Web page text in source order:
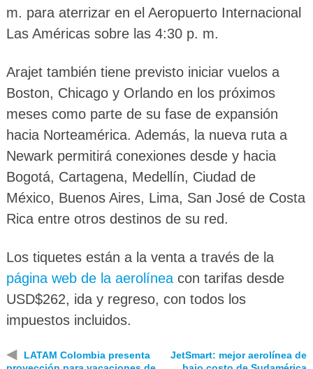
m. para aterrizar en el Aeropuerto Internacional
Las Américas sobre las 4:30 p. m.
Arajet también tiene previsto iniciar vuelos a
Boston, Chicago y Orlando en los próximos
meses como parte de su fase de expansión
hacia Norteamérica. Además, la nueva ruta a
Newark permitirá conexiones desde y hacia
Bogotá, Cartagena, Medellín, Ciudad de
México, Buenos Aires, Lima, San José de Costa
Rica entre otros destinos de su red.
Los tiquetes están a la venta a través de la
página web de la aerolíneacon tarifas desde
USD$262, ida y regreso, con todos los
impuestos incluidos.
◀
LATAM Colombia presenta
JetSmart: mejor aerolínea de